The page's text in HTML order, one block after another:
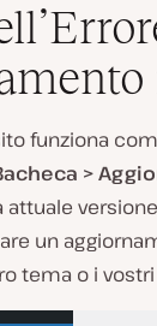
funziona
>
un
tema o i